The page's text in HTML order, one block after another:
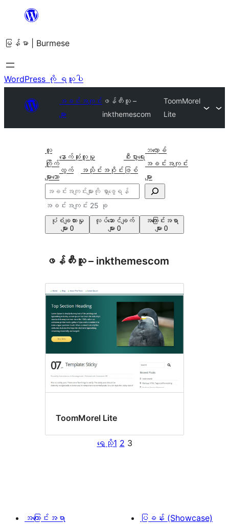
အကြောင်းအရာ
ကျော်သွား
ရန်
မြန်မာ | Burmese
WordPress ကို ရယူပါ
အခင်းအကျင်း
များ
ဖန်တီးသူ –
inkthemescom
ToomMorel
Lite
လူ
ကြိုက်
များသော
နောက်ဆုံး
ထွက်
လူမှု
အသိုင်းအဝိုင်း
စီးပွားရေး
ဖြစ်
ဘလော့ခ်
အခင်းအကျင်း
များ
ရှာ
ပါ
အခင်းအကျင်း 25 ခု
ပုံစံချထားမှု
များ 0
လုပ်ဆောင်ချက်
များ 0
အကြောင်းအရာ
များ0
ဖန်တီးသူ – inkthemescom
ToomMorel Lite
ရှေ့သို့1 2 3
အကြောင်းအရာ
ပြခန်း (Showcase)